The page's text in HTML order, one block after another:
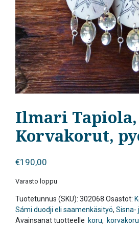
Ilmari Tapiola,
Korvakorut,
€190,00
Varasto loppu
Tuotetunnus (SKU): 302068 Osastot:
Sámi duodji eli saamenkäsityö, Sisna-
Avainsanat tuotteelle koru, korvakoru